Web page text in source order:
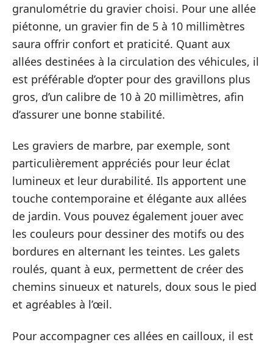
granulométrie du gravier choisi. Pour une allée
piétonne, un gravier fin de 5 à 10 millimètres
saura offrir confort et praticité. Quant aux
allées destinées à la circulation des véhicules, il
est préférable d’opter pour des gravillons plus
gros, d’un calibre de 10 à 20 millimètres, afin
d’assurer une bonne stabilité.
Les graviers de marbre, par exemple, sont
particulièrement appréciés pour leur éclat
lumineux et leur durabilité. Ils apportent une
touche contemporaine et élégante aux allées
de jardin. Vous pouvez également jouer avec
les couleurs pour dessiner des motifs ou des
bordures en alternant les teintes. Les galets
roulés, quant à eux, permettent de créer des
chemins sinueux et naturels, doux sous le pied
et agréables à l’œil.
Pour accompagner ces allées en cailloux, il est